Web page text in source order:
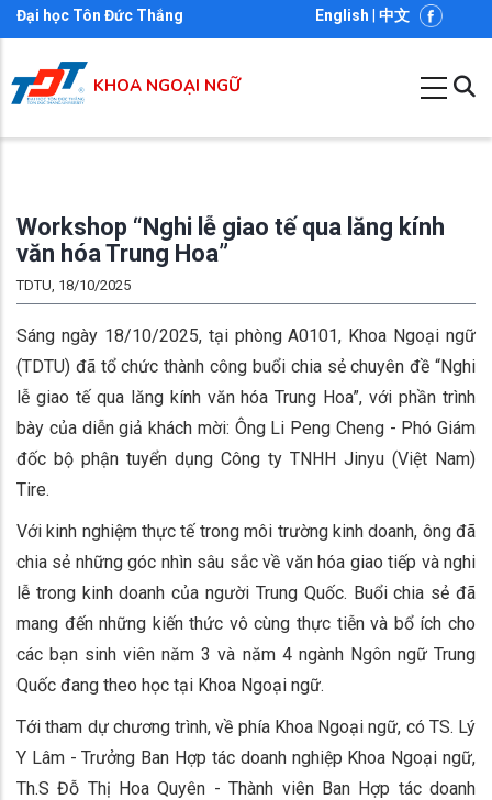
Nhảy
đến
nội
dung
Đại học Tôn Đức Thắng English 中文
KHOA NGOẠI NGỮ
Workshop “Nghi lễ giao tế qua lăng kính
văn hóa Trung Hoa”
TDTU, 18/10/2025
Sáng ngày 18/10/2025, tại phòng A0101, Khoa Ngoại ngữ
(TDTU) đã tổ chức thành công buổi chia sẻ chuyên đề “Nghi
lễ giao tế qua lăng kính văn hóa Trung Hoa”, với phần trình
bày của diễn giả khách mời: Ông Li Peng Cheng - Phó Giám
đốc bộ phận tuyển dụng Công ty TNHH Jinyu (Việt Nam)
Tire.
Với kinh nghiệm thực tế trong môi trường kinh doanh, ông đã
chia sẻ những góc nhìn sâu sắc về văn hóa giao tiếp và nghi
lễ trong kinh doanh của người Trung Quốc. Buổi chia sẻ đã
mang đến những kiến thức vô cùng thực tiễn và bổ ích cho
các bạn sinh viên năm 3 và năm 4 ngành Ngôn ngữ Trung
Quốc đang theo học tại Khoa Ngoại ngữ.
Tới tham dự chương trình, về phía Khoa Ngoại ngữ, có TS. Lý
Y Lâm - Trưởng Ban Hợp tác doanh nghiệp Khoa Ngoại ngữ,
Th.S Đỗ Thị Hoa Quyên - Thành viên Ban Hợp tác doanh